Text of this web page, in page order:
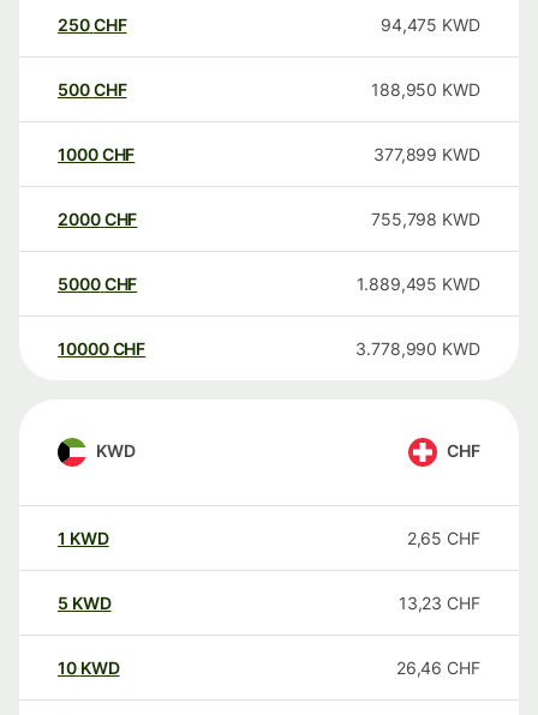
250CHF 94,475 KWD
500CHF 188,950 KWD
1000CHF 377,899 KWD
2000CHF 755,798 KWD
5000CHF 1.889,495 KWD
10000 CHF 3.778,990 KWD
KWD CHF
1 KWD 2,65 CHF
5 KWD 13,23 CHF
10 KWD 26,46 CHF